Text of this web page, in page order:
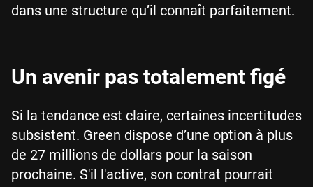
dans une structure qu’il connaît parfaitement.
Un avenir pas totalement figé
Si la tendance est claire, certaines incertitudes
subsistent. Green dispose d’une option à plus
de 27 millions de dollars pour la saison
prochaine. S'il l'active, son contrat pourrait